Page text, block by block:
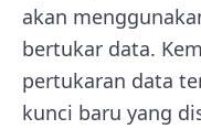
akan
bertukar data.
pertukaran data
kunci baru yang